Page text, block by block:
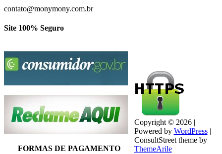
contato@monymony.com.br
Site 100% Seguro
FORMAS DE PAGAMENTO
Copyright © 2026 |
Powered by WordPress |
ConsultStreet theme by
ThemeArile